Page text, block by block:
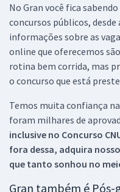
No Gran você fica
concursos públicos,
informações sobre as
online que oferecemos
rotina bem corrida, mas
o concurso que está
Temos muita confiança
foram milhares de
inclusive no Concurso
fora dessa, adquira
que tanto sonhou no
Gran também é Pós-